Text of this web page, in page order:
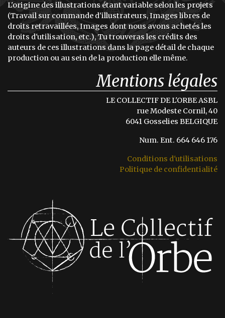
L'origine des illustrations étant variable selon les projets
(Travail sur commande d'illustrateurs, Images libres de
droits retravaillées, Images dont nous avons achetés les
droits d'utilisation, etc.), Tu trouveras les crédits des
auteurs de ces illustrations dans la page détail de chaque
production ou au sein de la production elle même.
Mentions légales
LE COLLECTIF DE L'ORBE ASBL
rue Modeste Cornil, 40
6041 Gosselies BELGIQUE
Num. Ent. 664 646 176
Conditions d'utilisations
Politique de confidentialité